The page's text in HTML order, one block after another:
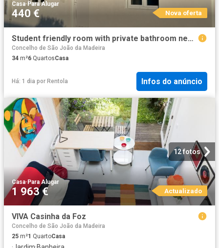
Casa· Para Alugar
440 € Nova oferta
Student friendly room with private bathroom near Universidade de Aveiro
Concelho de São João da Madeira
34 m²6 QuartosCasa
Há: 1 dia por Rentola Infos do anúncio
12 fotos
Casa· Para Alugar
1 963 € Actualizado
VIVA Casinha da Foz
Concelho de São João da Madeira
25 m²1 QuartoCasa